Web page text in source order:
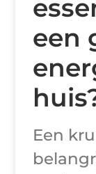
een
Een